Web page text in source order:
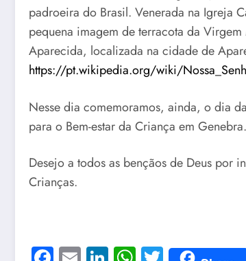
padroeira do Brasil. Venerada na Igreja
pequena imagem de terracota da
Aparecida, localizada na cidade de
https://pt.wikipedia.org/wiki/
Nesse dia comemoramos, ainda, o dia
para o Bem-estar da Criança em
Desejo a todos as bençãos de Deus por
Crianças.